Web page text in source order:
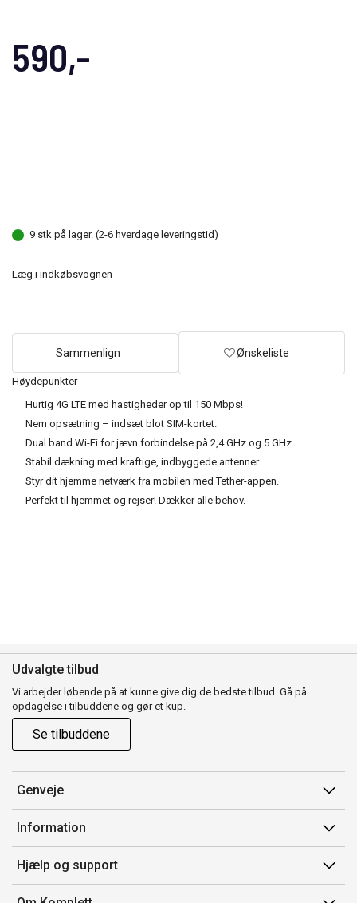
Høydepunkter
Hurtig 4G LTE med hastigheder op til 150 Mbps!
Nem opsætning – indsæt blot SIM-kortet.
Dual band Wi-Fi for jævn forbindelse på 2,4 GHz og 5 GHz.
Stabil dækning med kraftige, indbyggede antenner.
Styr dit hjemme netværk fra mobilen med Tether-appen.
Perfekt til hjemmet og rejser! Dækker alle behov.
590,-
9 stk på lager. (2-6 hverdage leveringstid)
Læg i indkøbsvognen
Sammenlign Ønskeliste
Udvalgte tilbud
Vi arbejder løbende på at kunne give dig de bedste tilbud. Gå på
opdagelse i tilbuddene og gør et kup.
Se tilbuddene
Genveje
Min side
Ordrehistorik
Gavekort
Information
Salgsbetingelser
Mærker/producent
Hjælp og support
Kontakt os